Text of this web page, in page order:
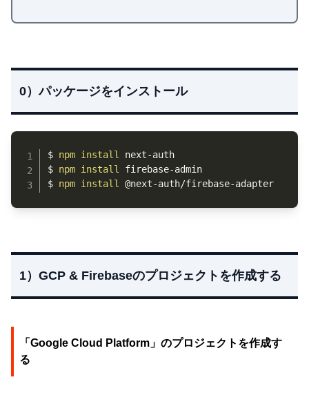
0）パッケージをインストール
$ npm install
next-auth
$ npm install
firebase-admin
$ npm install @next-auth/firebase-adapter
1）GCP & Firebaseのプロジェクトを作成する
「Google Cloud Platform」のプロジェクトを作成す
る